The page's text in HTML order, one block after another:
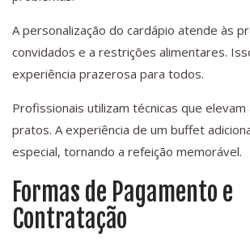
A personalização do cardápio atende às
convidados e a restrições alimentares.
experiência prazerosa para todos.
Profissionais utilizam técnicas que elevam
pratos. A experiência de um buffet
especial, tornando a refeição memorável.
Formas de Pagamento e
Contratação